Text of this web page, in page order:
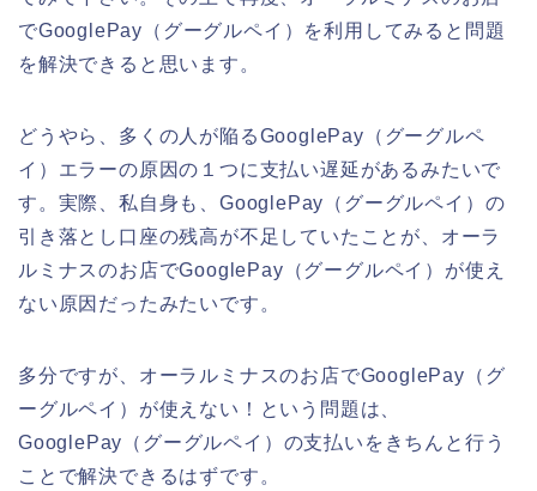
でGooglePay（グーグルペイ）を利用してみると問題
を解決できると思います。
どうやら、多くの人が陥るGooglePay（グーグルペ
イ）エラーの原因の１つに支払い遅延があるみたいで
す。実際、私自身も、GooglePay（グーグルペイ）の
引き落とし口座の残高が不足していたことが、オーラ
ルミナスのお店でGooglePay（グーグルペイ）が使え
ない原因だったみたいです。
多分ですが、オーラルミナスのお店でGooglePay（グ
ーグルペイ）が使えない！という問題は、
GooglePay（グーグルペイ）の支払いをきちんと行う
ことで解決できるはずです。